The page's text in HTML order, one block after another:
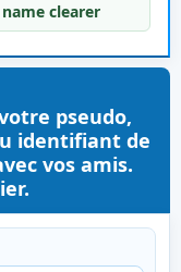
clearer
pseudo,
identifiant de
vos amis.